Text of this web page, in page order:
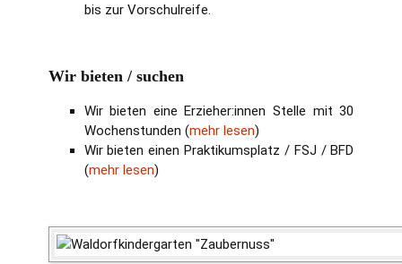
bis zur Vorschulreife.
Wir bieten / suchen
Wir bieten eine Erzieher:innen Stelle mit 30
Wochenstunden (mehr lesen)
Wir bieten einen Praktikumsplatz / FSJ / BFD
(mehr lesen)